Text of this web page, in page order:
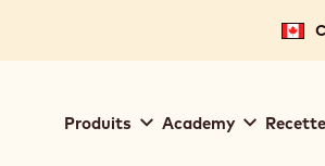
navigation
Produits Academy